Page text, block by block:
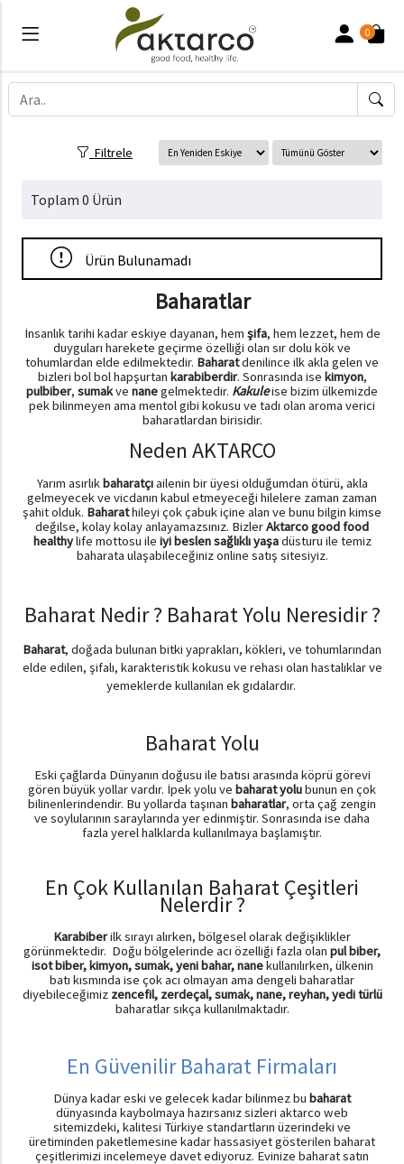
0
Filtrele
Toplam 0 Ürün
Ürün Bulunamadı
Baharatlar
İnsanlık tarihi kadar eskiye dayanan, hem şifa, hem lezzet, hem de
duyguları harekete geçirme özelliği olan sır dolu kök ve
tohumlardan elde edilmektedir. Baharatdenilince ilk akla gelen ve
bizleri bol bol hapşurtan karabiberdir. Sonrasında ise kimyon,
pulbiber, sumakve nanegelmektedir. Kakuleise bizim ülkemizde
pek bilinmeyen ama mentol gibi kokusu ve tadı olan aroma verici
baharatlardan birisidir.
Neden AKTARCO
Yarım asırlık baharatçıailenin bir üyesi olduğumdan ötürü, akla
gelmeyecek ve vicdanın kabul etmeyeceği hilelere zaman zaman
şahit olduk. Baharathileyi çok çabuk içine alan ve bunu bilgin kimse
değilse, kolay kolay anlayamazsınız. BizlerAktarco good food
healthylife mottosu ile iyi beslen sağlıklı yaşadüsturu ile temiz
baharata ulaşabileceğiniz online satış sitesiyiz.
Baharat Nedir ? Baharat Yolu Neresidir ?
Baharat, doğada bulunan bitki yaprakları, kökleri, ve tohumlarından
elde edilen, şifalı, karakteristik kokusu ve rehası olan hastalıklar ve
yemeklerde kullanılan ek gıdalardır.
Baharat Yolu
Eski çağlarda Dünyanın doğusu ile batısı arasında köprü görevi
gören büyük yollar vardır. İpek yolu ve baharat yolubunun en çok
bilinenlerindendir. Bu yollarda taşınan baharatlar, orta çağ zengin
ve soylularının saraylarında yer edinmiştir. Sonrasında ise daha
fazla yerel halklarda kullanılmaya başlamıştır.
En Çok Kullanılan Baharat Çeşitleri
Nelerdir ?
Karabiberilk sırayı alırken, bölgesel olarak değişiklikler
görünmektedir. Doğu bölgelerinde acı özelliği fazla olan pul biber,
isot biber, kimyon, sumak, yeni bahar, nanekullanılırken, ülkenin
batı kısmında ise çok acı olmayan ama dengeli baharatlar
diyebileceğimiz zencefil, zerdeçal, sumak, nane, reyhan, yedi türlü
baharatlar sıkça kullanılmaktadır.
En Güvenilir Baharat Firmaları
Dünya kadar eski ve gelecek kadar bilinmez bu baharat
dünyasında kaybolmaya hazırsanız sizleri aktarco web
sitemizdeki, kalitesi Türkiye standartların üzerindeki ve
üretiminden paketlemesine kadar hassasiyet gösterilen baharat
çeşitlerimizi incelemeye davet ediyoruz. Evinize baharat satın